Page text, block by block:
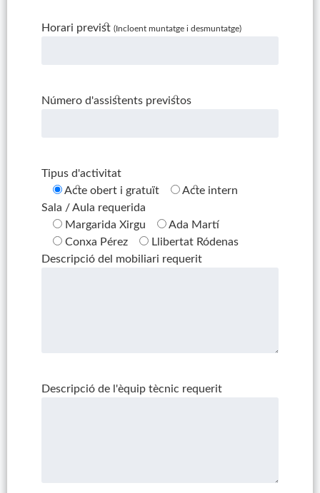
Horari previst (Incloent muntatge i desmuntatge)
Número d'assistents previstos
Tipus d'activitat
Acte obert i gratuït
Acte intern
Sala / Aula requerida
Margarida Xirgu
Ada Martí
Conxa Pérez
Llibertat Ródenas
Descripció del mobiliari requerit
Descripció de l'èquip tècnic requerit